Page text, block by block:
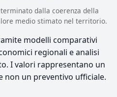
dalla coerenza della
medio stimato nel territorio.
modelli comparativi
regionali e analisi
I valori rappresentano un
un preventivo ufficiale.